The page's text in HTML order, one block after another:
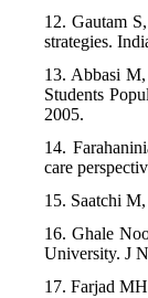
12. Gautam
strategies.
13. Abbasi
Students
2005.
14.
care
15. Saatchi
16. Ghale
University. J
17. Farjad